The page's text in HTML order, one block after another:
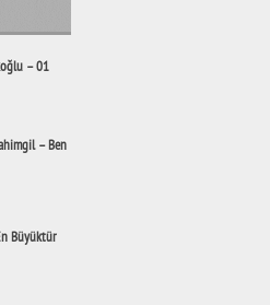
– 01
– Ben
Büyüktür